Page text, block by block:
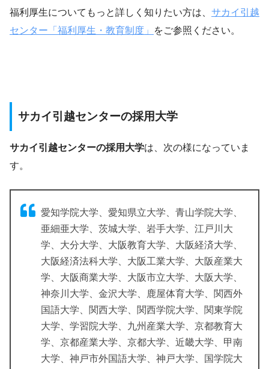
福利厚生についてもっと詳しく知りたい方は、 サカイ引越
センター「福利厚生・教育制度」
をご参照ください。
サカイ引越センターの採用大学
サカイ引越センターの採用大学は、次の様になっていま
す。
愛知学院大学、愛知県立大学、青山学院大学、
亜細亜大学、茨城大学、岩手大学、江戸川大
学、大分大学、大阪教育大学、大阪経済大学、
大阪経済法科大学、大阪工業大学、大阪産業大
学、大阪商業大学、大阪市立大学、大阪大学、
神奈川大学、金沢大学、鹿屋体育大学、関西外
国語大学、関西大学、関西学院大学、関東学院
大学、学習院大学、九州産業大学、京都教育大
学、京都産業大学、京都大学、近畿大学、甲南
大学、神戸市外国語大学、神戸大学、国学院大